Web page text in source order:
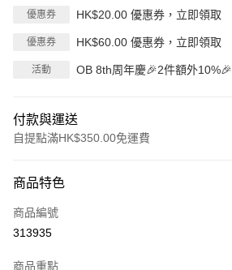
優惠券 HK$20.00 優惠券，立即領取
優惠券 HK$60.00 優惠券，立即領取
活動 OB 8th周年慶🎉2件額外10%🎉
付款與運送
自提點滿HK$350.00免運費
信用卡
Apple Pay
商品特色
商品編號
313935
商品重點